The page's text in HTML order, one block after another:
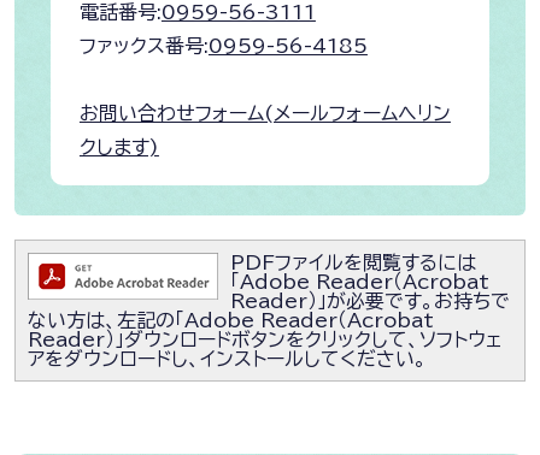
電話番号:0959-56-3111
ファックス番号:0959-56-4185
お問い合わせフォーム(メールフォームへリン
クします)
PDFファイルを閲覧するには
「Adobe Reader（Acrobat
Reader）」が必要です。お持ちで
ない方は、左記の「Adobe Reader（Acrobat
Reader）」ダウンロードボタンをクリックして、ソフトウェ
アをダウンロードし、インストールしてください。